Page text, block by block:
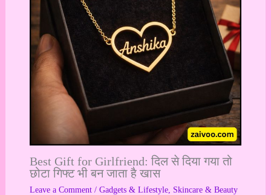
Best Gift for Girlfriend: दिल से दिया गया तो
छोटा गिफ्ट भी बन जाता है खास
Leave a Comment / Gadgets & Lifestyle, Skincare & Beauty